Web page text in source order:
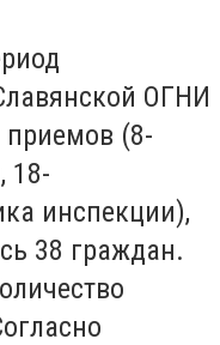
ОГНИ
приемов (8-
18-
инспекции),
38 граждан.